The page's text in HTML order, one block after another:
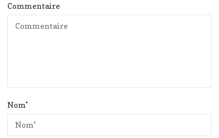
Commentaire
Nom*